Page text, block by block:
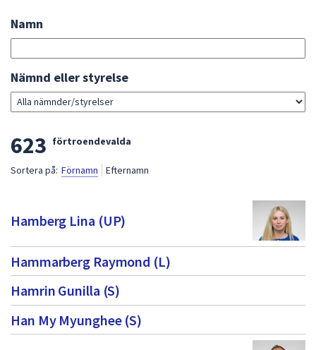
under
fältet.
piltangenterna
för
att
något
Sök
bland
förtroendevalda
Namn
Gå
direkt
till
Nämnd eller styrelse
L
i
t
a
m
e
d
f
623 förtroendevalda
Sortera på: Förnamn Efternamn
Hamberg Lina (UP)
Hammarberg Raymond (L)
Hamrin Gunilla (S)
Han My Myunghee (S)